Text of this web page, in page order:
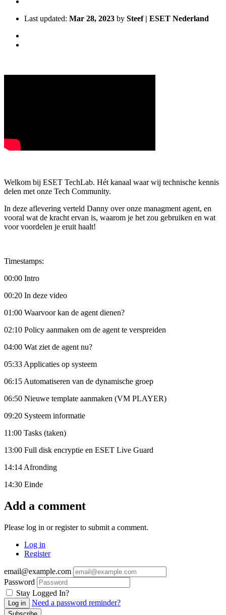
Last updated: Mar 28, 2023 by Steef | ESET Nederland
Welkom bij ESET TechLab. Hét kanaal waar wij technische kennis
delen met onze Tech Community.
In deze aflevering verteld Danny over onze managment agent, en
vooral wat de kracht ervan is, waarom je het zou gebruiken en wat
voor voordelen je eruit haalt!
Timestamps:
00:00 Intro
00:20 In deze video
01:00 Waarvoor kan de agent dienen?
02:10 Policy aanmaken om de agent te verspreiden
04:00 Wat ziet de agent nu?
05:33 Applicaties op systeem
06:15 Automatiseren van de dynamische groep
06:50 Nieuwe template aanmaken (VM PLAYER)
09:20 Systeem informatie
11:00 Tasks (taken)
13:00 Full disk encryptie en ESET Live Guard
14:14 Afronding
14:30 Einde
Add a comment
Please log in or register to submit a comment.
Log in
Register
email@example.com
Password
Stay Logged In?
Log in Need a password reminder?